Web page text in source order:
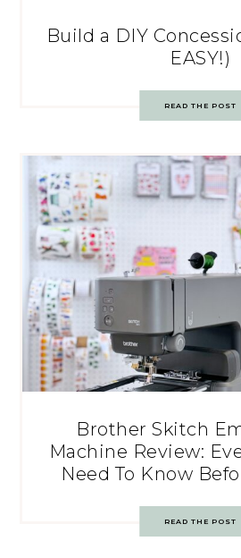
Build a DIY
EASY!)
READ THE POST
Brother Skitch
Machine Review:
Need To Know
READ THE POST